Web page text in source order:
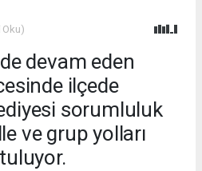
Oku)
devam eden
ilçede
sorumluluk
ve grup yolları